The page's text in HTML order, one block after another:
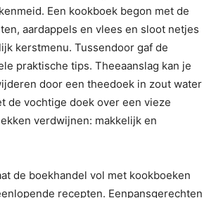
Een kookboek begon met de
aardappels en vlees en sloot netjes
kerstmenu. Tussendoor gaf de
praktische tips. Theeaanslag kan je
door een theedoek in zout water
de vochtige doek over een vieze
verdwijnen: makkelijk en
de boekhandel vol met kookboeken
recepten. Eenpansgerechten